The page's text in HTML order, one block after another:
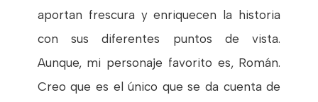
aportan frescura y enriquecen la historia
con sus diferentes puntos de vista.
Aunque, mi personaje favorito es, Román.
Creo que es el único que se da cuenta de